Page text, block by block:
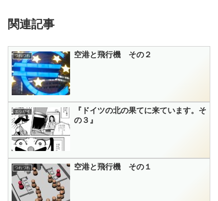
関連記事
つれづれ 空港と飛行機 その２
エッセイ
『ドイツの北の果てに来ています。そ
の３』
つれづれ 空港と飛行機 その１